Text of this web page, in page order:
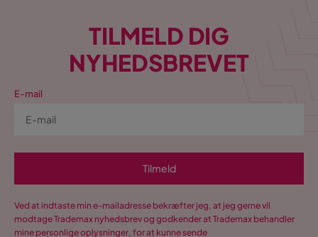
TILMELD DIG
NYHEDSBREVET
E-mail
Tilmeld
Ved at indtaste min e-mailadresse bekræfter jeg, at jeg gerne vil
modtage Trademax nyhedsbrev og godkender at Trademax behandler
mine personlige oplysninger, for at kunne sende